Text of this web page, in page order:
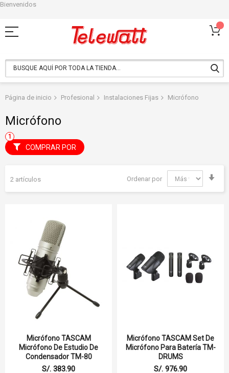
Bienvenidos
al
contenido
Página de inicio Profesional Instalaciones Fijas Micrófono
Micrófono
2 artículos Ordenar por
Micrófono TASCAM
Micrófono De Estudio De
Condensador TM-80
S/. 383.90
Micrófono TASCAM Set De
Micrófono Para Batería TM-
DRUMS
S/. 976.90
COMPRAR POR